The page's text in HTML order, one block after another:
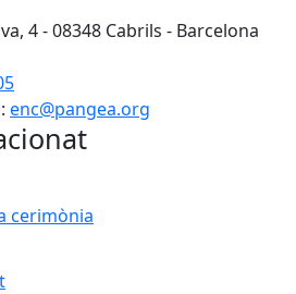
4 - 08348 Cabrils - Barcelona
enc@pangea.org
cerimònia